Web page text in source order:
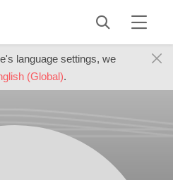
language settings, we
(Global).